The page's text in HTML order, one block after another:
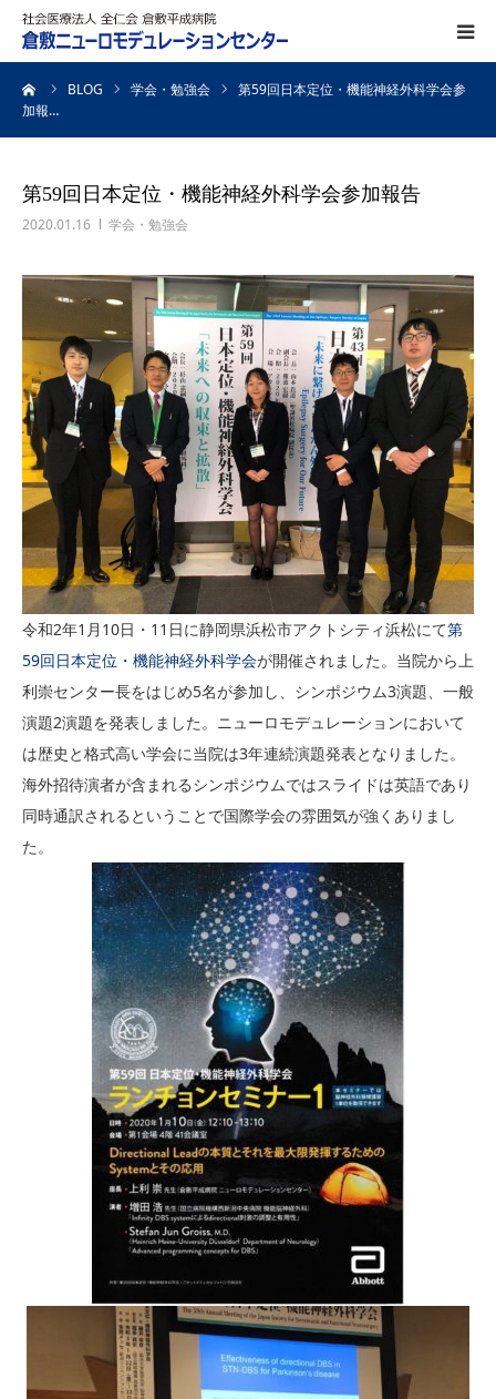
BLOG 学会・勉強会
第59回日本定位・機能神経外科学会参
加報…
第59回日本定位・機能神経外科学会参加報告
2020.01.16 学会・勉強会
令和2年1月10日・11日に静岡県浜松市アクトシティ浜松にて第
59回日本定位・機能神経外科学会が開催されました。当院から上
利崇センター長をはじめ5名が参加し、シンポジウム3演題、一般
演題2演題を発表しました。ニューロモデュレーションにおいて
は歴史と格式高い学会に当院は3年連続演題発表となりました。
海外招待演者が含まれるシンポジウムではスライドは英語であり
同時通訳されるということで国際学会の雰囲気が強くありまし
た。
DBS治療
ITB療法
熱凝固療法
対象疾患
パーキンソン病
ジストニア
本態性振戦（ふるえ）
神経障害性疼痛（慢性疼痛）
痙縮
特発性正常圧水頭症（ハキム病）
医師紹介
チーム医療
チーム医療とは
スタッフ紹介
センター紹介
センターについて
ニューロモデュレーションとは
機能的脳神経外科（機能外科）
主な実績・症例数
交通アクセス